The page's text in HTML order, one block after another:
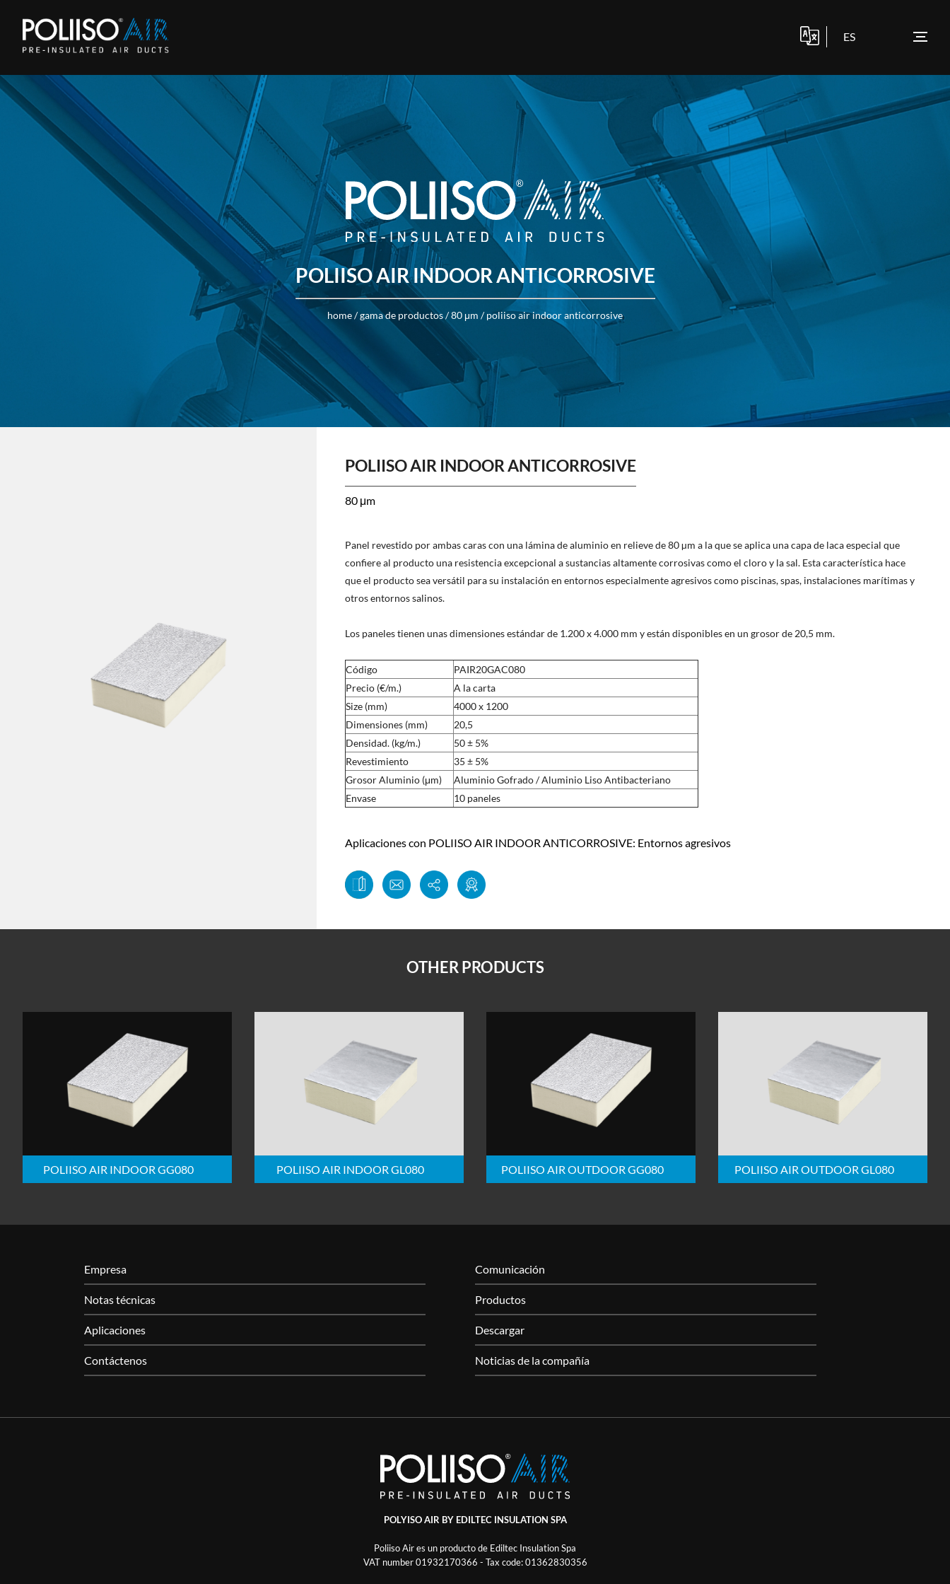
ES
EMPRESA
COMUNICACIÓN NOTICIAS DE LA COMPAÑÍA
POLIISO AIR INDOOR ANTICORROSIVE
home/gama de productos/80 μm /poliiso air indoor anticorrosive
POLIISO AIR INDOOR ANTICORROSIVE
80 μm
Panel revestido por ambas caras con una lámina de aluminio en relieve de 80 µm a la que se aplica una capa de laca especial que
confiere al producto una resistencia excepcional a sustancias altamente corrosivas como el cloro y la sal. Esta característica hace
que el producto sea versátil para su instalación en entornos especialmente agresivos como piscinas, spas, instalaciones marítimas y
otros entornos salinos.
Los paneles tienen unas dimensiones estándar de 1.200 x 4.000 mm y están disponibles en un grosor de 20,5 mm.
Código
PAIR20GAC080
Precio (€/m.)
A la carta
Size (mm)
4000 x 1200
Dimensiones (mm)
20,5
Densidad. (kg/m.)
50 ± 5%
Revestimiento
35 ± 5%
Grosor Aluminio (μm)
Aluminio Gofrado / Aluminio Liso Antibacteriano
Envase
10 paneles
Aplicaciones con POLIISO AIR INDOOR ANTICORROSIVE: Entornos agresivos
OTHER PRODUCTS
POLIISO AIR INDOOR GG080 POLIISO AIR INDOOR GL080 POLIISO AIR OUTDOOR GG080 POLIISO AIR OUTDOOR GL080
Empresa Comunicación
Notas técnicas Productos
Aplicaciones Descargar
Contáctenos Noticias de la compañía
POLYISO AIR BY EDILTEC INSULATION SPA
Poliiso Air es un producto de Ediltec Insulation Spa
VAT number 01932170366 - Tax code: 01362830356